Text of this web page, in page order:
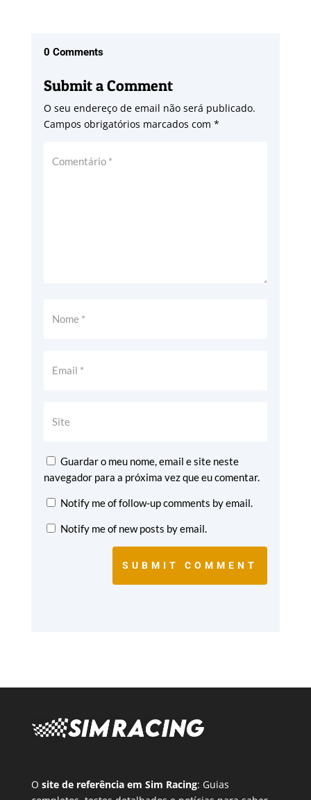
0 Comments
Submit a Comment
O seu endereço de email não será publicado.
Campos obrigatórios marcados com *
Guardar o meu nome, email e site neste
navegador para a próxima vez que eu comentar.
Notify me of follow-up comments by email.
Notify me of new posts by email.
SUBMIT COMMENT
O site de referência em Sim Racing: Guias